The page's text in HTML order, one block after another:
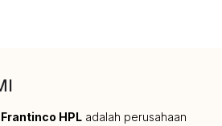
Frantinco HPL adalah perusahaan